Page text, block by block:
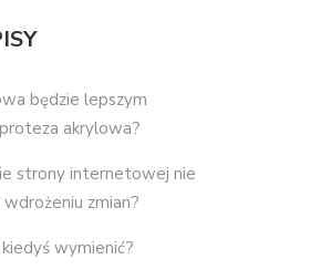
będzie lepszym
akrylowa?
strony internetowej nie
zmian?
wymienić?